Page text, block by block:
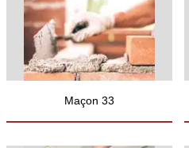
Maçon 33